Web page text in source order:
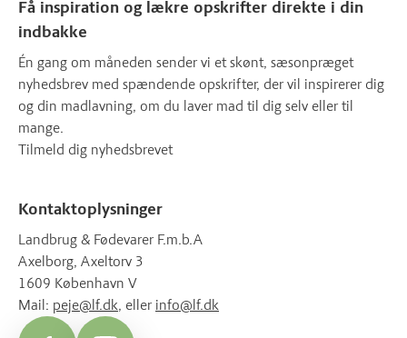
Få inspiration og lækre opskrifter direkte i din
indbakke
Én gang om måneden sender vi et skønt, sæsonpræget
nyhedsbrev med spændende opskrifter, der vil inspirerer dig
og din madlavning, om du laver mad til dig selv eller til
mange.
Tilmeld dig nyhedsbrevet
Kontaktoplysninger
Landbrug & Fødevarer F.m.b.A
Axelborg, Axeltorv 3
1609 København V
Mail: peje@lf.dk, eller info@lf.dk